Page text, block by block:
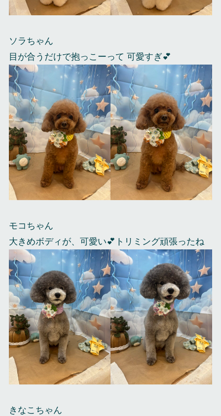
ソラちゃん
目が合うだけで抱っこーって 可愛すぎ💕
モコちゃん
大きめボディが、可愛い💕トリミング頑張ったね
きなこちゃん